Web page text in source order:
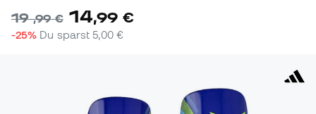
19,99 € 14,99 €
-25% Du sparst5,00 €